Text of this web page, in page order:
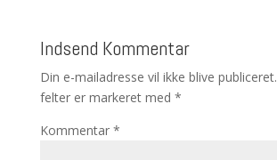
Indsend Kommentar
Din e-mailadresse vil ikke blive publiceret.
felter er markeret med *
Kommentar *